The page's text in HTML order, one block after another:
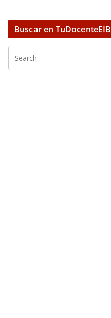
Buscar en TuDocenteEIB